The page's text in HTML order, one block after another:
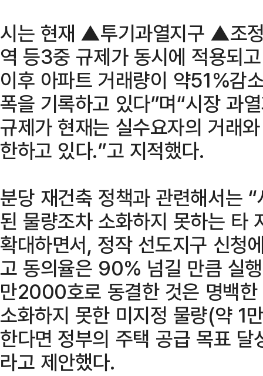
시는 현재 ▲투기과열지구 ▲조
역 등3중 규제가 동시에 적용되
이후 아파트 거래량이 약51%감
폭을 기록하고 있다”며“시장 과
규제가 현재는 실수요자의 거래
한하고 있다.”고 지적했다.
분당 재건축 정책과 관련해서는
된 물량조차 소화하지 못하는 타
확대하면서, 정작 선도지구 신청
고 동의율은 90% 넘길 만큼 실
만2000호로 동결한 것은 명백한
소화하지 못한 미지정 물량(약 1
한다면 정부의 주택 공급 목표
라고 제안했다.